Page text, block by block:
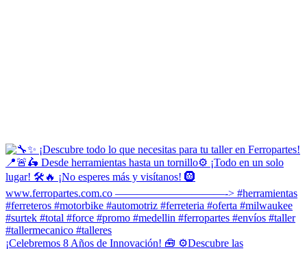
¡Celebremos 8 Años de Innovación! 🧰 ⚙️Descubre las